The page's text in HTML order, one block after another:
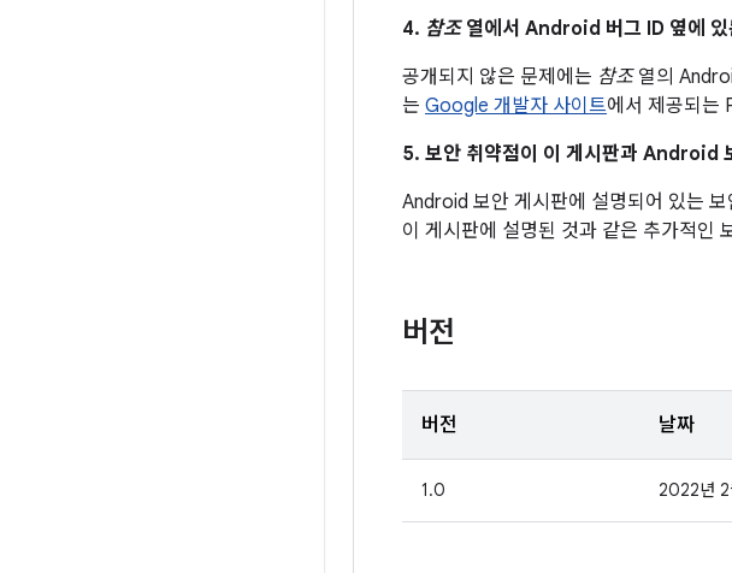
4. 참조열에서 Android 버그 ID 옆에 있
공개되지 않은 문제에는 참조열의
는 Google 개발자 사이트에서 제공되는
5. 보안 취약점이 이 게시판과 Android
Android 보안 게시판에 설명되어 있는
이 게시판에 설명된 것과 같은 추가적인
버전
버전 날짜
1.0 2022년 2